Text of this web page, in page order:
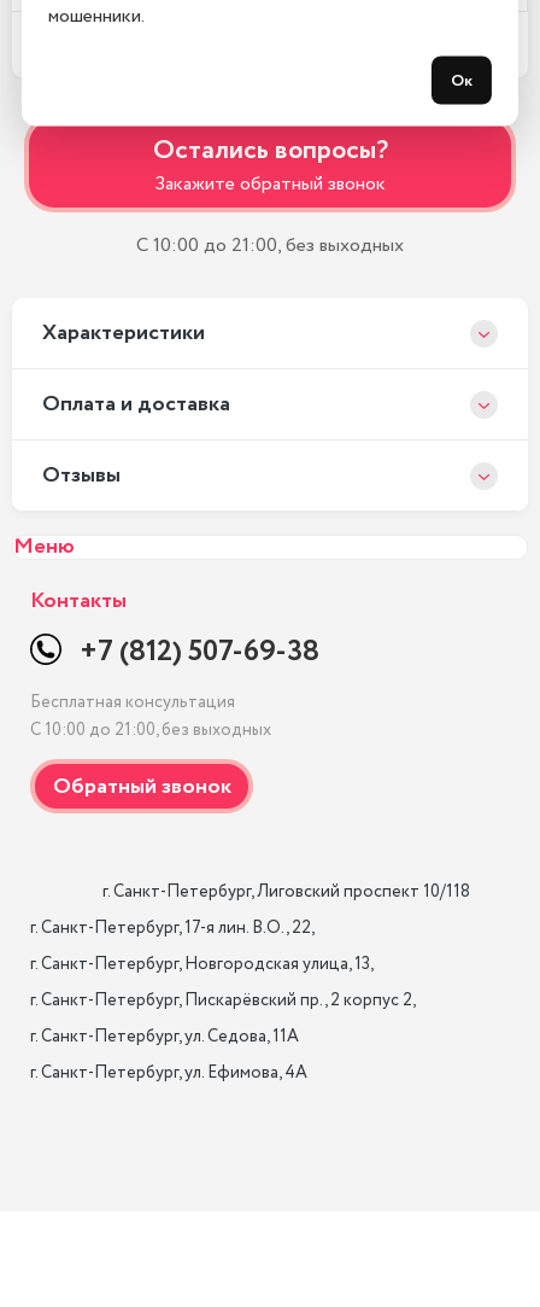
Остались вопросы?
Закажите обратный звонок
С 10:00 до 21:00, без выходных
Xарактеристики
Оплата и доставка
Отзывы
Меню
Контакты
+7 (812) 507-69-38
Бесплатная консультация
С 10:00 до 21:00, без выходных
г. Санкт-Петербург, 17-я лин. B.O., 22,
г. Санкт-Петербург, Новгородская улица, 13,
г. Санкт-Петербург, Пискарёвский пр., 2 корпус 2,
г. Санкт-Петербург, ул. Седова, 11А
г. Санкт-Петербург, ул. Ефимова, 4А
мошенники.
Ок